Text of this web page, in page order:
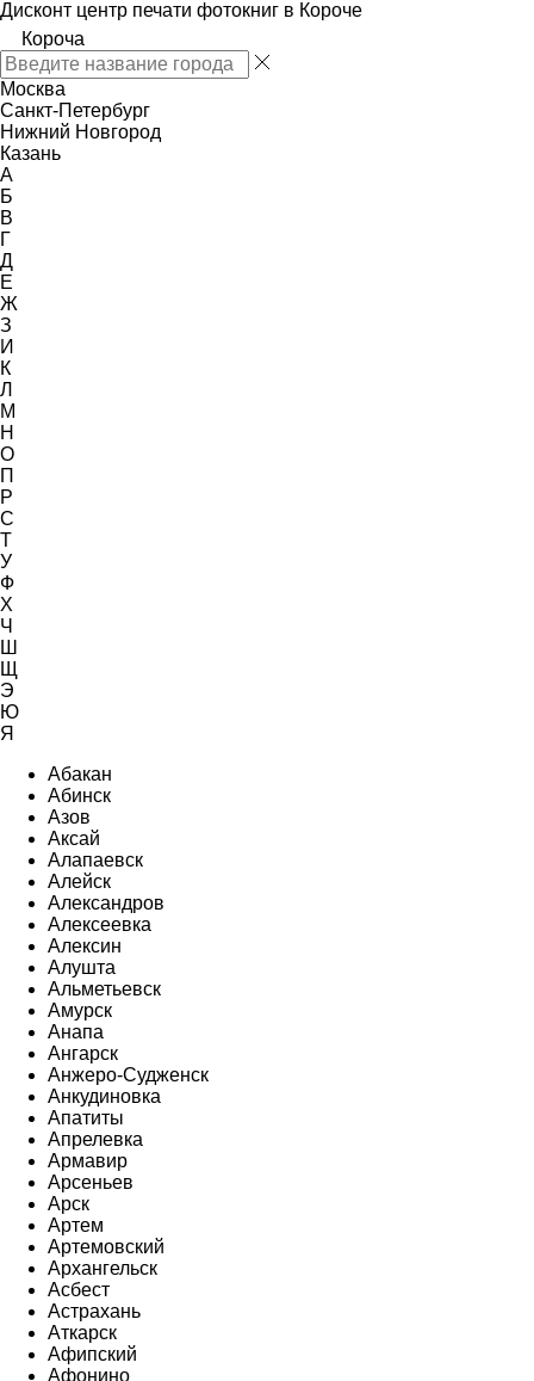
Дисконт центр печати фотокниг в Короче
Короча
Москва
Санкт-Петербург
Нижний Новгород
Казань
А
Б
В
Г
Д
Е
Ж
З
И
К
Л
М
Н
О
П
Р
С
Т
У
Ф
Х
Ч
Ш
Щ
Э
Ю
Я
Абакан
Абинск
Азов
Аксай
Алапаевск
Алейск
Александров
Алексеевка
Алексин
Алушта
Альметьевск
Амурск
Анапа
Ангарск
Анжеро-Судженск
Анкудиновка
Апатиты
Апрелевка
Армавир
Арсеньев
Арск
Артем
Артемовский
Архангельск
Асбест
Астрахань
Аткарск
Афипский
Афонино